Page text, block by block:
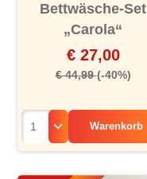
Bettwäsche-Set
„Carola“
€ 27,00
€ 44,99(-40%)
Warenkorb